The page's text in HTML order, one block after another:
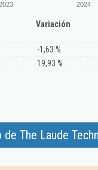
2024
Variación
-1,63 %
19,93 %
The Laude